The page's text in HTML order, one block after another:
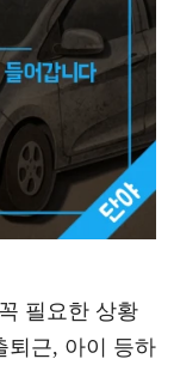
필요한 상황
퇴근, 아이 등하